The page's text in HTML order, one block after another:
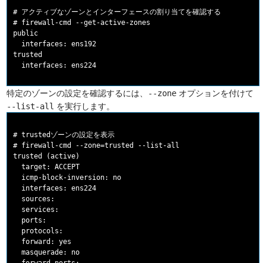
# アクティブなゾーンとインターフェースの割り当てを確認する
# firewall-cmd --get-active-zones
public
  interfaces: ens192
trusted
特定のゾーンの設定を確認するには、 --zone オプションを付けて
--list-all を実行します。
# trustedゾーンの設定を表示
# firewall-cmd --zone=trusted --list-all
trusted (active)
  target: ACCEPT
  icmp-block-inversion: no
  interfaces: ens224
  sources:
  services:
  ports:
  protocols:
  forward: yes
  masquerade: no